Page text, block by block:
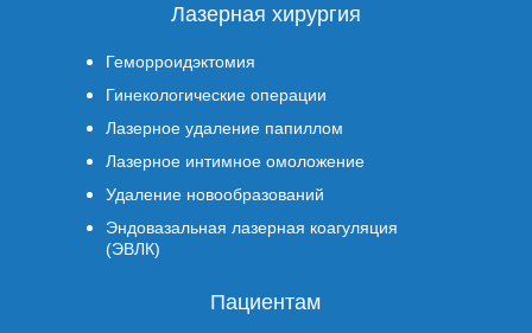
Лазерная хирургия
Геморроидэктомия
Гинекологические операции
Лазерное удаление папиллом
Лазерное интимное омоложение
Удаление новообразований
Эндовазальная лазерная коагуляция
(ЭВЛК)
Пациентам